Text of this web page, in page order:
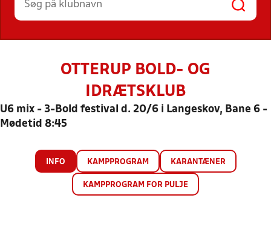
OTTERUP BOLD- OG
IDRÆTSKLUB
U6 mix - 3-Bold festival d. 20/6 i Langeskov, Bane 6 -
Mødetid 8:45
INFO KAMPPROGRAM KARANTÆNER
KAMPPROGRAM FOR PULJE